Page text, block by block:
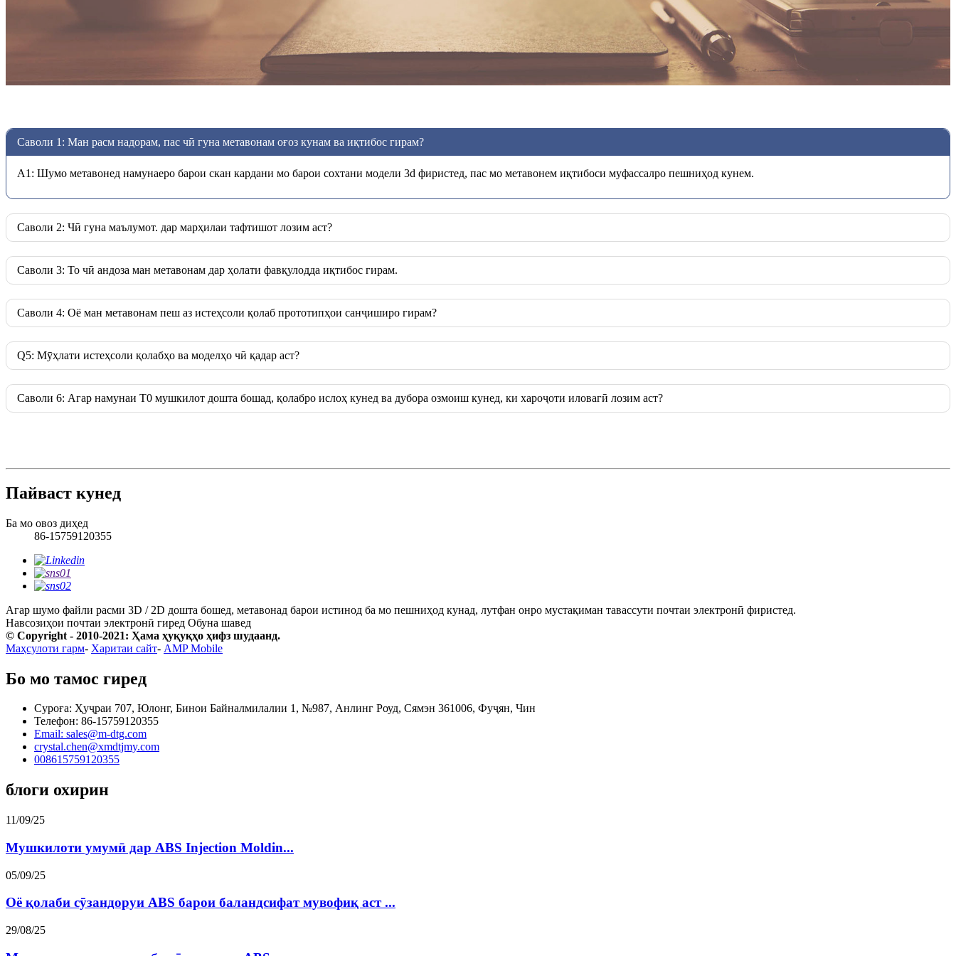
Саволи 1: Ман расм надорам, пас чӣ гуна метавонам оғоз кунам ва иқтибос гирам?
A1: Шумо метавонед намунаеро барои скан кардани мо барои сохтани модели 3d фиристед, пас мо метавонем иқтибоси муфассалро пешниҳод кунем.
Саволи 2: Чӣ гуна маълумот. дар марҳилаи тафтишот лозим аст?
Саволи 3: То чӣ андоза ман метавонам дар ҳолати фавқулодда иқтибос гирам.
Саволи 4: Оё ман метавонам пеш аз истеҳсоли қолаб прототипҳои санҷиширо гирам?
Q5: Мӯҳлати истеҳсоли қолабҳо ва моделҳо чӣ қадар аст?
Саволи 6: Агар намунаи T0 мушкилот дошта бошад, қолабро ислоҳ кунед ва дубора озмоиш кунед, ки хароҷоти иловагӣ лозим аст?
Пайваст кунед
Ба мо овоз диҳед
86-15759120355
Агар шумо файли расми 3D / 2D дошта бошед, метавонад барои истинод ба мо пешниҳод кунад, лутфан онро мустақиман тавассути почтаи электронӣ фиристед.
Навсозиҳои почтаи электронӣ гиред Обуна шавед
© Copyright - 2010-2021: Ҳама ҳуқуқҳо ҳифз шудаанд.
Маҳсулоти гарм- Харитаи сайт- AMP Mobile
Бо мо тамос гиред
Суроға: Ҳуҷраи 707, Юлонг, Бинои Байналмилалии 1, №987, Анлинг Роуд, Сямэн 361006, Фуҷян, Чин
Телефон: 86-15759120355
Email: sales@m-dtg.com
crystal.chen@xmdtjmy.com
008615759120355
блоги охирин
11/09/25
Мушкилоти умумӣ дар ABS Injection Moldin...
05/09/25
Оё қолаби сӯзандоруи ABS барои баландсифат мувофиқ аст ...
29/08/25